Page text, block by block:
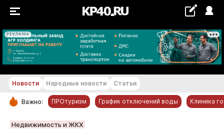
РЕКЛАМА
+22...+23 °С
РУБРИКИ
Новости Народные новости Статьи
Важно: ПРОтуризм График отключений воды Клиника
Недвижимость и ЖКХ